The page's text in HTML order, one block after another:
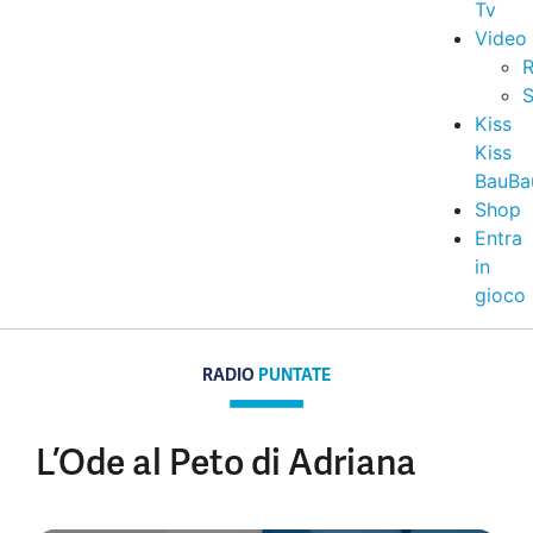
Tv
Video
Kiss
Kiss
Shop
Entra
in
gioco
RADIO PUNTATE
L’Ode al Peto di Adriana